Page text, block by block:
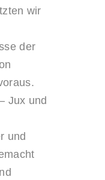
wir
der
Jux und
und